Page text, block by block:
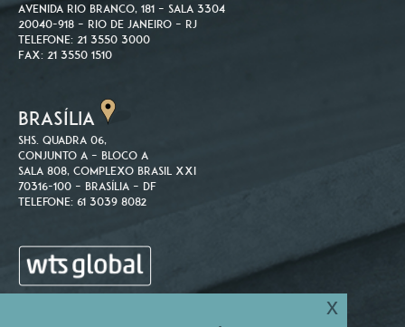
Avenida Rio Branco, 181 – Sala 3304
20040-918 – Rio de Janeiro – RJ
Telefone: 21 3550 3000
Fax: 21 3550 1510
BRASÍLIA
SHS. Quadra 06,
Conjunto A – Bloco A
Sala 808, Complexo Brasil XXI
70316-100 – Brasília – DF
Telefone: 61 3039 8082
x